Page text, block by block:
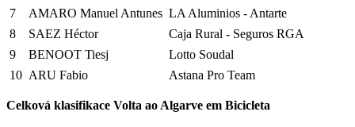
7 AMARO Manuel Antunes LA Aluminios - Antarte
8
SAEZ Héctor
Caja Rural - Seguros RGA
9
BENOOT Tiesj
Lotto Soudal
10 ARU Fabio Astana Pro Team
Celková klasifikace Volta ao Algarve em Bicicleta